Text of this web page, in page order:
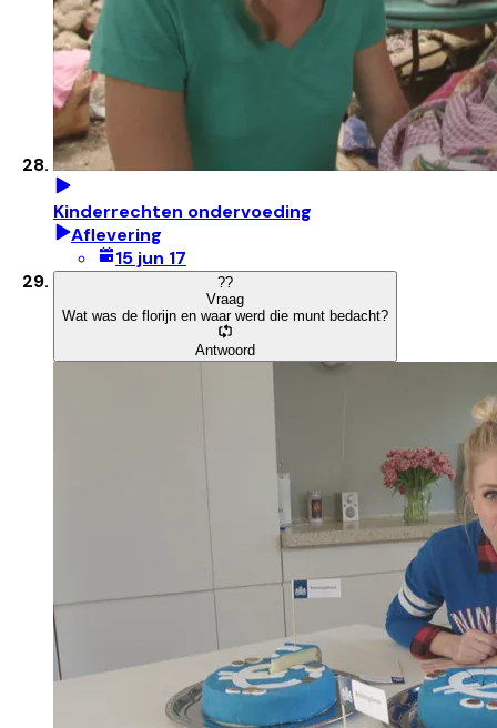
Kinderrechten ondervoeding
Aflevering
15 jun 17
??
Vraag
Wat was de florijn en waar werd die munt bedacht?
Antwoord